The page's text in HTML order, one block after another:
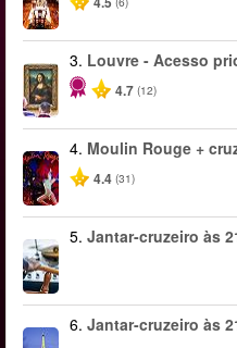
3. Louvre - Acesso
4.7 (12)
4. Moulin Rouge +
4.4 (31)
5. Jantar-cruzeiro às
6. Jantar-cruzeiro às